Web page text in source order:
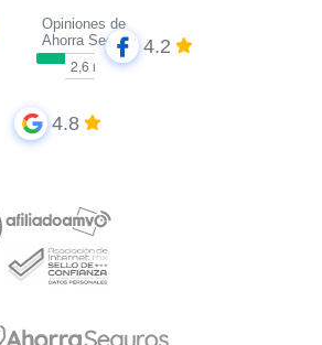
Opiniones de
Ahorra Seguros 4.2
4.8